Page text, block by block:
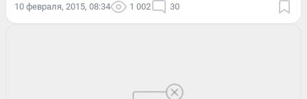
10 февраля, 2015, 08:34 1 002 30